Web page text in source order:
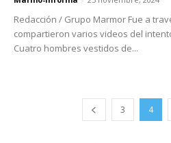
Redacción / Grupo Marmor Fue a
compartieron varios videos del
Cuatro hombres vestidos de...
3 4